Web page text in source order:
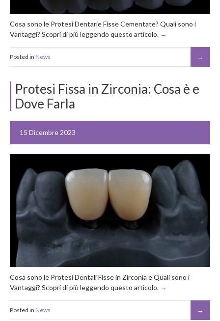
Cosa sono le Protesi Dentarie Fisse Cementate? Quali sono i
Vantaggi? Scopri di più leggendo questo articolo.
Posted in News
Protesi Fissa in Zirconia: Cosa è e
Dove Farla
15 Dicembre 2023
Cosa sono le Protesi Dentali Fisse in Zirconia e Quali sono i
Vantaggi? Scopri di più leggendo questo articolo.
Posted in News